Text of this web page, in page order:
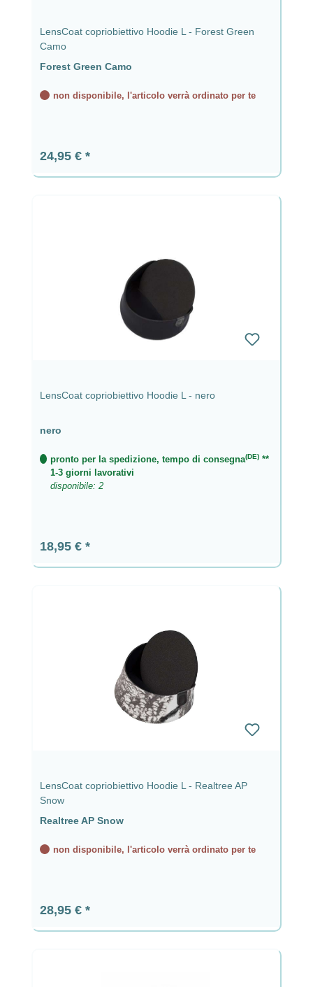
LensCoat copriobiettivo Hoodie L - Forest Green
Camo
Forest Green Camo
non disponibile, l'articolo verrà ordinato per te
Prezzo normale:
24,95 €
LensCoat copriobiettivo Hoodie L - nero
nero
pronto per la spedizione, tempo di consegna(DE) **
1-3 giorni lavorativi
disponibile: 2
Prezzo normale:
18,95 €
LensCoat copriobiettivo Hoodie L - Realtree AP
Snow
Realtree AP Snow
non disponibile, l'articolo verrà ordinato per te
Prezzo normale:
28,95 €